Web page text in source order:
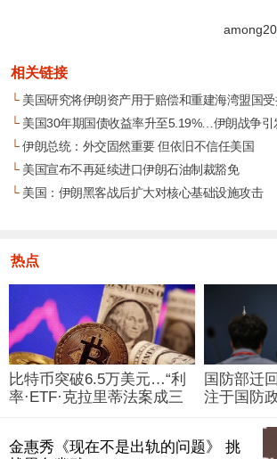
相关链接
└美国研究将伊朗资产用于赔偿和重建海湾盟国
└美国30年期国债收益率升至5.19%…伊朗战争引发
└伊朗总统：外交固然重要 但依旧不信任美国
└美国宣布不再延续进口伊朗石油制裁豁免
└美国：伊朗黑客战后扩大对核心基础设施攻击
热点
比特币突破6.5万美元…“利
率·ETF·克拉里蒂法案成三
国防部迁
注于国防
金惠秀《现在不是出轨的问题》 挑